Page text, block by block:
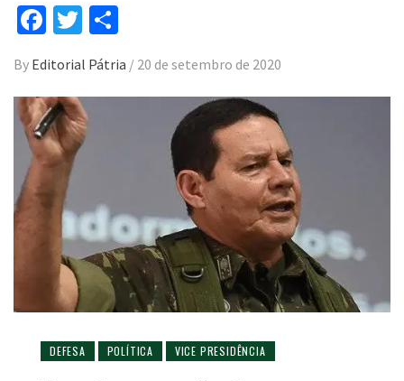
Facebook
Twitter
By Editorial Pátria / 20 de setembro de 2020
DEFESA POLÍTICA VICE PRESIDÊNCIA